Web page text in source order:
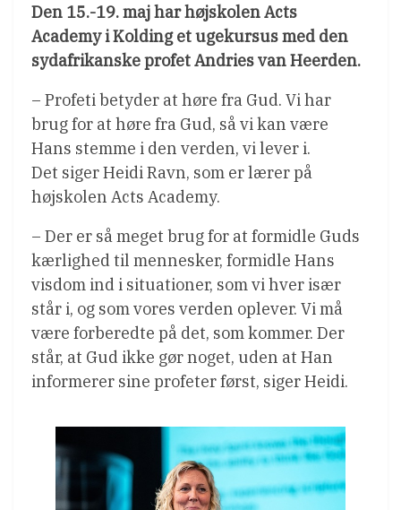
Den 15.-19. maj har højskolen Acts
Academy i Kolding et ugekursus med den
sydafrikanske profet Andries van Heerden.
– Profeti betyder at høre fra Gud. Vi har
brug for at høre fra Gud, så vi kan være
Hans stemme i den verden, vi lever i.
Det siger Heidi Ravn, som er lærer på
højskolen Acts Academy.
– Der er så meget brug for at formidle Guds
kærlighed til mennesker, formidle Hans
visdom ind i situationer, som vi hver især
står i, og som vores verden oplever. Vi må
være forberedte på det, som kommer. Der
står, at Gud ikke gør noget, uden at Han
informerer sine profeter først, siger Heidi.